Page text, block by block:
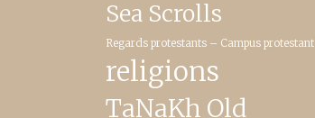
Sea Scrolls
Regards protestants – Campus protestant
religions
TaNaKh Old